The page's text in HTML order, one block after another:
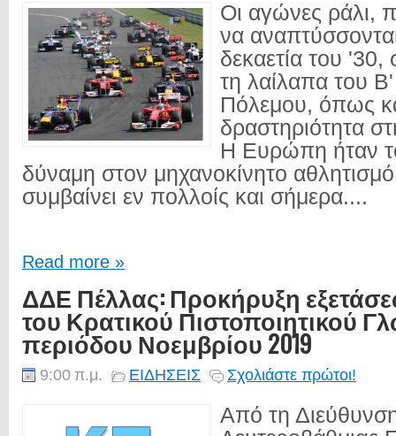
Οι αγώνες ράλι,
να
δεκαετία του
τη λαίλαπα του
Πόλεμου, όπως
δραστηριότητα
Η Ευρώπη ήταν
δύναμη στον μηχανοκίνητο
συμβαίνει εν πολλοίς και σήμερα....
Read more »
ΔΔΕ Πέλλας: Προκήρυξη
του Κρατικού Πιστοποιητικού
περιόδου Νοεμβρίου 2019
9:00 π.μ. ΕΙΔΗΣΕΙΣ Σχολιάστε πρώτοι!
Από τη